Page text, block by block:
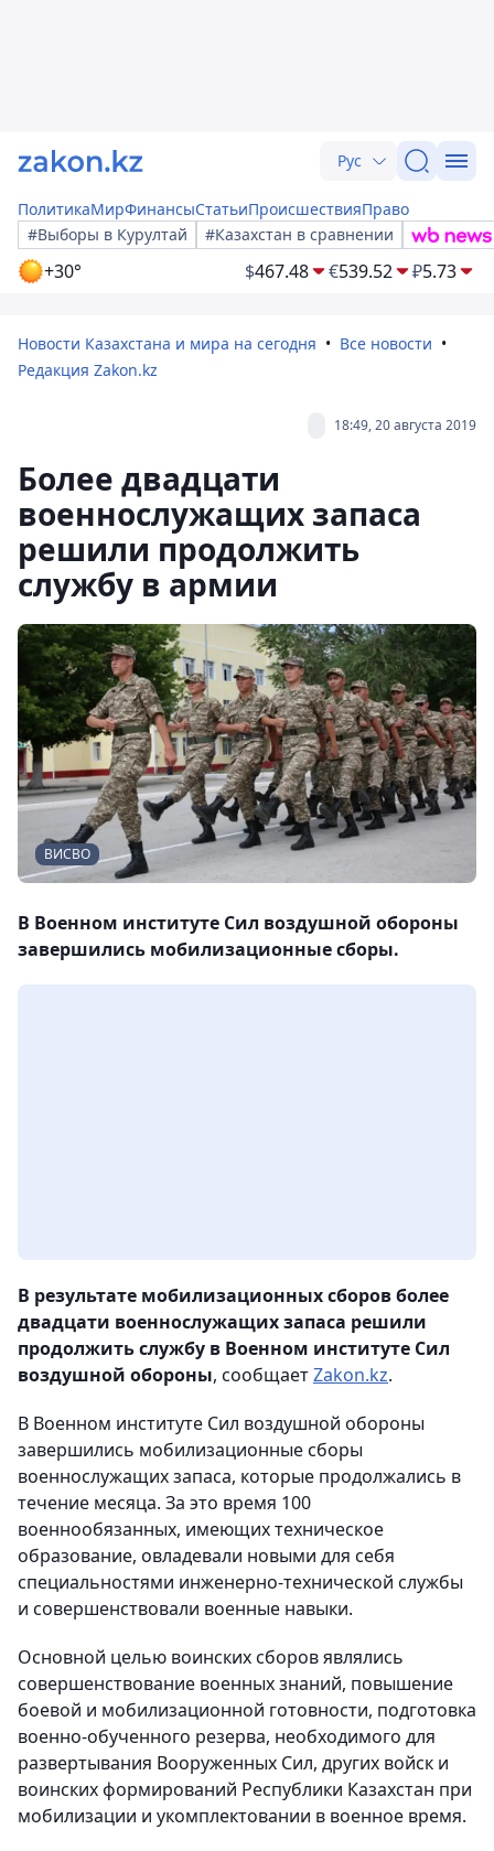
Рус
ПолитикаМирФинансыСтатьиПроисшествияПраво
#Выборы в Курултай
#Казахстан в сравнении
+30° $467.48 €539.52 ₽5.73
Новости Казахстана и мира на сегодня
Все новости
Редакция Zakon.kz
18:49, 20 августа 2019
Более двадцати
военнослужащих запаса
решили продолжить
службу в армии
ВИСВО
В Военном институте Сил воздушной обороны
завершились мобилизационные сборы.
В результате мобилизационных сборов более
двадцати военнослужащих запаса решили
продолжить службу в Военном институте Сил
воздушной обороны, сообщаетZakon.kz.
В Военном институте Сил воздушной обороны
завершились мобилизационные сборы
военнослужащих запаса, которые продолжались в
течение месяца. За это время 100
военнообязанных, имеющих техническое
образование, овладевали новыми для себя
специальностями инженерно-технической службы
и совершенствовали военные навыки.
Основной целью воинских сборов являлись
совершенствование военных знаний, повышение
боевой и мобилизационной готовности, подготовка
военно-обученного резерва, необходимого для
развертывания Вооруженных Сил, других войск и
воинских формирований Республики Казахстан при
мобилизации и укомплектовании в военное время.